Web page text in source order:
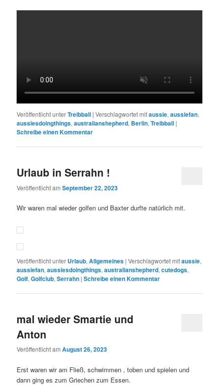
Veröffentlicht unterTreibball |Verschlagwortet mitaussie,aussiefan,
aussiesdoingthings,australianshepherd, Berlin,Treibball |
Schreibe einen Kommentar
Urlaub in Serrahn !
Veröffentlicht amSeptember 22, 2023
Wir waren mal wieder golfen und Baxter durfte natürlich mit.
Veröffentlicht unter Urlaub,Allgemeines |Verschlagwortet mitaussie,
aussiefan,aussiesdoingthings,australianshepherd,cutedogs,
Golf,Golfclub,Serrahn |Schreibe einen Kommentar
mal wieder Smartie und
Anton
Veröffentlicht amAugust 26, 2023
Erst waren wir am Fließ, schwimmen , toben und spielen und
dann ging es zum Griechen zum Essen.